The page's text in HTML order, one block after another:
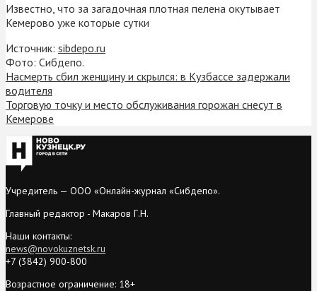
Известно, что за загадочная плотная пелена окутывает
Кемерово уже которые сутки
Источник: sibdepo.ru
Фото: Сибдепо.
Насмерть сбил женщину и скрылся: в Кузбассе задержали
водителя
Торговую точку и место обслуживания горожан снесут в
Кемерове
Учредитель — ООО «Онлайн-журнал «Сибдепо».
Главный редактор - Макаров Г.Н.
Наши контакты:
news@novokuznetsk.ru
+7 (3842) 900-800
Возрастное ограничение: 18+